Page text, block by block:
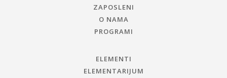
ZAPOSLENI
O NAMA
PROGRAMI
ELEMENTI
ELEMENTARIJUM